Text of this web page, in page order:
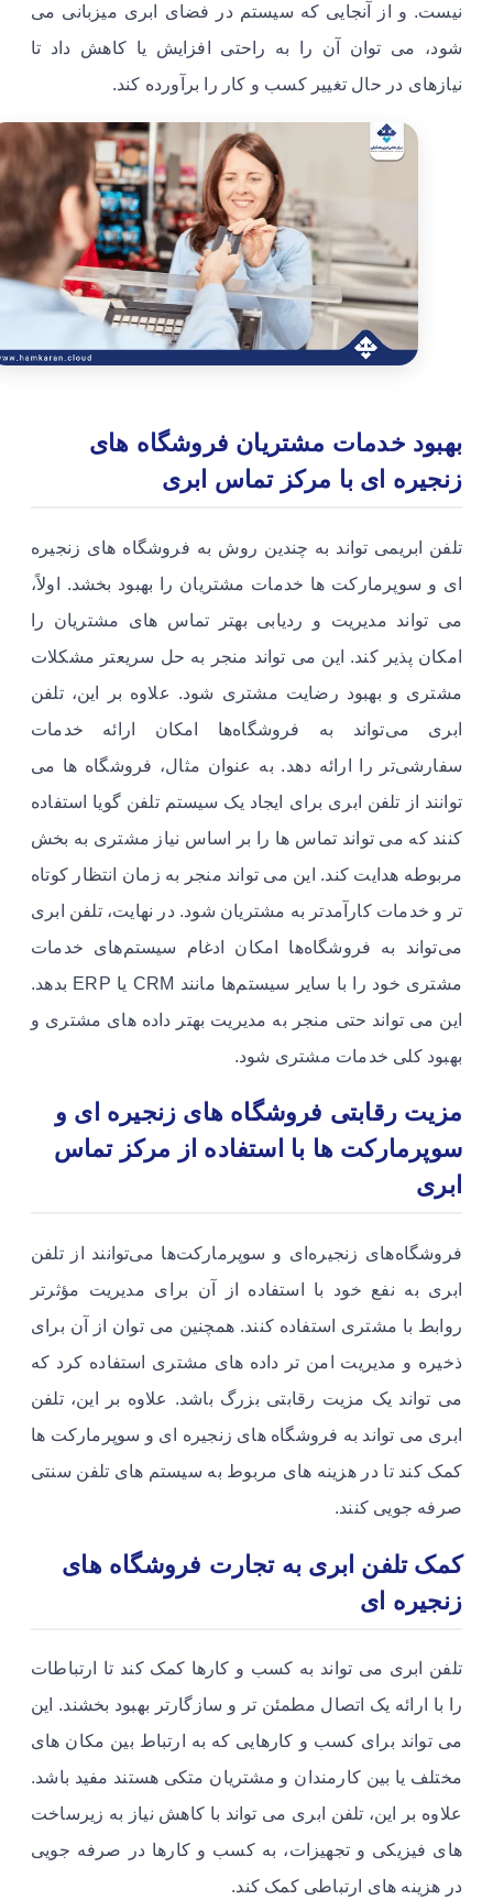
نیست. و از آنجایی که سیستم در فضای ابری میزبانی می
شود، می توان آن را به راحتی افزایش یا کاهش داد تا
نیازهای در حال تغییر کسب و کار را برآورده کند.
بهبود خدمات مشتریان فروشگاه های
زنجیره ای با مرکز تماس ابری
تلفن ابریمی تواند به چندین روش به فروشگاه های زنجیره
ای و سوپرمارکت ها خدمات مشتریان را بهبود بخشد. اولاً،
می تواند مدیریت و ردیابی بهتر تماس های مشتریان را
امکان پذیر کند. این می تواند منجر به حل سریعتر مشکلات
مشتری و بهبود رضایت مشتری شود. علاوه بر این، تلفن
ابری می‌تواند به فروشگاه‌ها امکان ارائه خدمات
سفارشی‌تر را ارائه دهد. به عنوان مثال، فروشگاه ها می
توانند از تلفن ابری برای ایجاد یک سیستم تلفن گویا استفاده
کنند که می تواند تماس ها را بر اساس نیاز مشتری به بخش
مربوطه هدایت کند. این می تواند منجر به زمان انتظار کوتاه
تر و خدمات کارآمدتر به مشتریان شود. در نهایت، تلفن ابری
می‌تواند به فروشگاه‌ها امکان ادغام سیستم‌های خدمات
مشتری خود را با سایر سیستم‌ها مانند CRM یا ERP بدهد.
این می تواند حتی منجر به مدیریت بهتر داده های مشتری و
بهبود کلی خدمات مشتری شود.
مزیت رقابتی فروشگاه های زنجیره ای و
سوپرمارکت ها با استفاده از مرکز تماس
ابری
فروشگاه‌های زنجیره‌ای و سوپرمارکت‌ها می‌توانند از تلفن
ابری به نفع خود با استفاده از آن برای مدیریت مؤثرتر
روابط با مشتری استفاده کنند. همچنین می توان از آن برای
ذخیره و مدیریت امن تر داده های مشتری استفاده کرد که
می تواند یک مزیت رقابتی بزرگ باشد. علاوه بر این، تلفن
ابری می تواند به فروشگاه های زنجیره ای و سوپرمارکت ها
کمک کند تا در هزینه های مربوط به سیستم های تلفن سنتی
صرفه جویی کنند.
کمک تلفن ابری به تجارت فروشگاه های
زنجیره ای
تلفن ابری می تواند به کسب و کارها کمک کند تا ارتباطات
را با ارائه یک اتصال مطمئن تر و سازگارتر بهبود بخشند. این
می تواند برای کسب و کارهایی که به ارتباط بین مکان های
مختلف یا بین کارمندان و مشتریان متکی هستند مفید باشد.
علاوه بر این، تلفن ابری می تواند با کاهش نیاز به زیرساخت
های فیزیکی و تجهیزات، به کسب و کارها در صرفه جویی
در هزینه های ارتباطی کمک کند.